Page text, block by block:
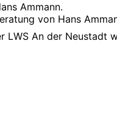
Ammann.
von Hans
LWS An der Neustadt